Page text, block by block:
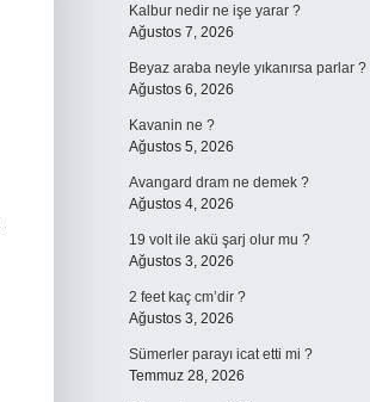
Kalbur nedir ne işe yarar ?
Ağustos 7, 2026
Beyaz araba neyle yıkanırsa parlar ?
Ağustos 6, 2026
Kavanin ne ?
Ağustos 5, 2026
Avangard dram ne demek ?
Ağustos 4, 2026
19 volt ile akü şarj olur mu ?
Ağustos 3, 2026
2 feet kaç cm’dir ?
Ağustos 3, 2026
Sümerler parayı icat etti mi ?
Temmuz 28, 2026